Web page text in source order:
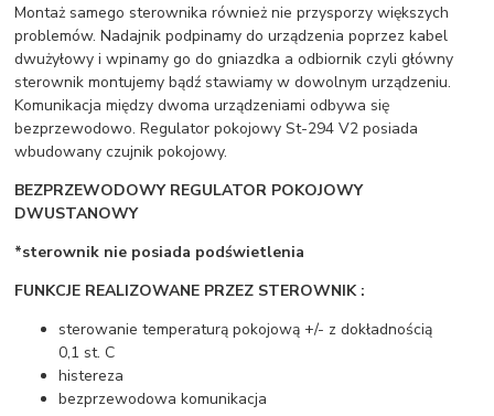
Montaż samego sterownika również nie przysporzy większych
problemów. Nadajnik podpinamy do urządzenia poprzez kabel
dwużyłowy i wpinamy go do gniazdka a odbiornik czyli główny
sterownik montujemy bądź stawiamy w dowolnym urządzeniu.
Komunikacja między dwoma urządzeniami odbywa się
bezprzewodowo. Regulator pokojowy St-294 V2 posiada
wbudowany czujnik pokojowy.
BEZPRZEWODOWY REGULATOR POKOJOWY
DWUSTANOWY
*sterownik nie posiada podświetlenia
FUNKCJE REALIZOWANE PRZEZ STEROWNIK :
sterowanie temperaturą pokojową +/- z dokładnością
0,1 st. C
histereza
bezprzewodowa komunikacja